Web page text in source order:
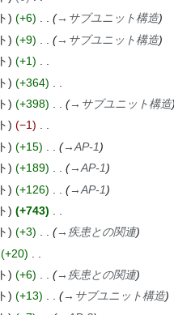
+6 → サブユニット構造
+9 → サブユニット構造
+1
+364
+398 → サブユニット構造
−1
+15 →AP-1
+189 →AP-1
+126 →AP-1
+743
+3 → 疾患との関連
+20
+6 → 疾患との関連
+13 → サブユニット構造